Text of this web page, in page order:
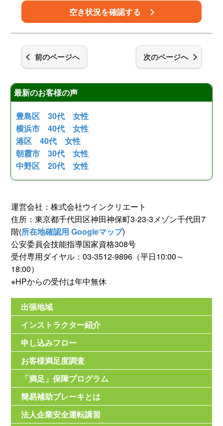
空き状況を確認する
前のページへ 次のページへ
最新のお客様の声
豊島区 30代 女性
横浜市 40代 女性
港区 40代 女性
朝霞市 30代 女性
中野区 20代 女性
運営会社：株式会社ウインクリエート
住所：東京都千代田区神田神保町3-23-3メゾン千代田7
階(所在地確認用 Googleマップ)
公安委員会技能指導国家資格308号
受付専用ダイヤル：03-3512-9896（平日10:00～
18:00）
※HPからの受付は年中無休
出張地域
インストラクター紹介
申し込みフロー
お客様満足度調査
「満足」保障プログラム
簡易補助ブレーキとは
法人企業安全運転講習